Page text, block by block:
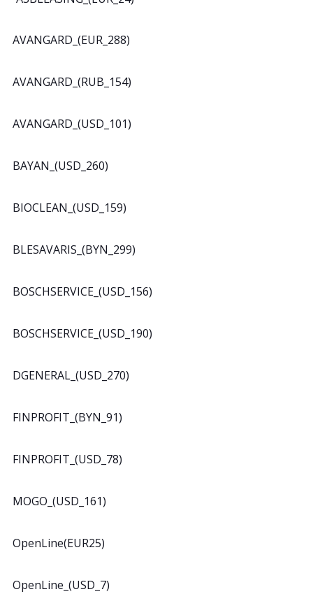
AVANGARD_(EUR_288)
AVANGARD_(RUB_154)
AVANGARD_(USD_101)
BAYAN_(USD_260)
BIOCLEAN_(USD_159)
BLESAVARIS_(BYN_299)
BOSCHSERVICE_(USD_156)
BOSCHSERVICE_(USD_190)
DGENERAL_(USD_270)
FINPROFIT_(BYN_91)
FINPROFIT_(USD_78)
MOGO_(USD_161)
OpenLine(EUR25)
OpenLine_(USD_7)